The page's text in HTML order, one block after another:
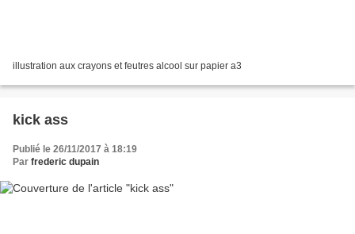
illustration aux crayons et feutres alcool sur papier a3
kick ass
Publié le 26/11/2017 à 18:19
Par frederic dupain